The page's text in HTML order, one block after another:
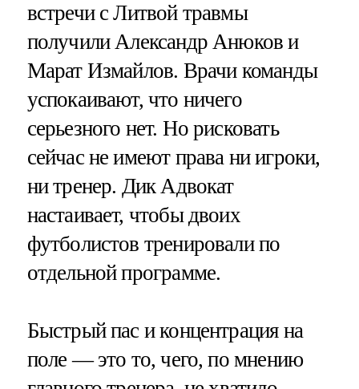
встречи с Литвой травмы
получили Александр Анюков и
Марат Измайлов. Врачи команды
успокаивают, что ничего
серьезного нет. Но рисковать
сейчас не имеют права ни игроки,
ни тренер. Дик Адвокат
настаивает, чтобы двоих
футболистов тренировали по
отдельной программе.
Быстрый пас и концентрация на
поле — это то, чего, по мнению